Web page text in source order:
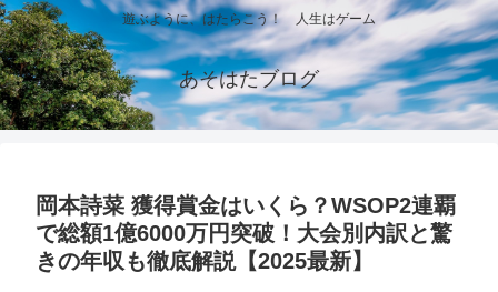
遊ぶように、はたらこう！ 人生はゲーム
あそはたブログ
岡本詩菜 獲得賞金はいくら？WSOP2連覇
で総額1億6000万円突破！大会別内訳と驚
きの年収も徹底解説【2025最新】